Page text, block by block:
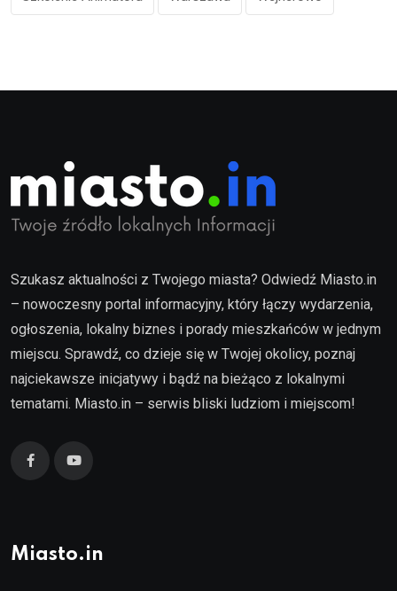
Szukasz aktualności z Twojego miasta? Odwiedź Miasto.in
– nowoczesny portal informacyjny, który łączy wydarzenia,
ogłoszenia, lokalny biznes i porady mieszkańców w jednym
miejscu. Sprawdź, co dzieje się w Twojej okolicy, poznaj
najciekawsze inicjatywy i bądź na bieżąco z lokalnymi
tematami. Miasto.in – serwis bliski ludziom i miejscom!
Miasto.in